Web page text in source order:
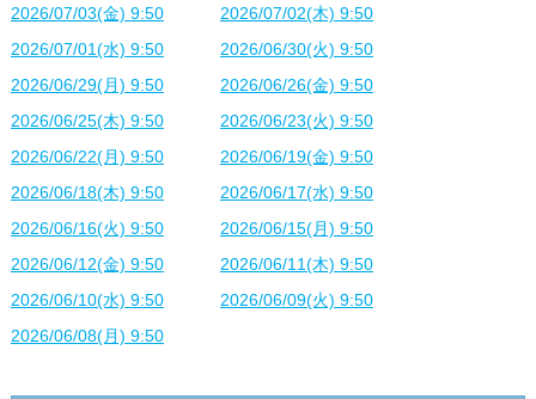
2026/07/03(金) 9:50
2026/07/02(木) 9:50
2026/07/01(水) 9:50
2026/06/30(火) 9:50
2026/06/29(月) 9:50
2026/06/26(金) 9:50
2026/06/25(木) 9:50
2026/06/23(火) 9:50
2026/06/22(月) 9:50
2026/06/19(金) 9:50
2026/06/18(木) 9:50
2026/06/17(水) 9:50
2026/06/16(火) 9:50
2026/06/15(月) 9:50
2026/06/12(金) 9:50
2026/06/11(木) 9:50
2026/06/10(水) 9:50
2026/06/09(火) 9:50
2026/06/08(月) 9:50